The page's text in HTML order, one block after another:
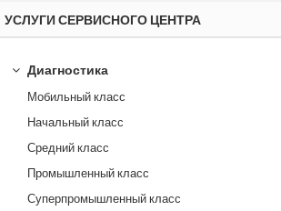
УСЛУГИ СЕРВИСНОГО ЦЕНТРА
Диагностика
Мобильный класс
Начальный класс
Средний класс
Промышленный класс
Суперпромышленный класс